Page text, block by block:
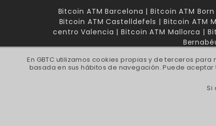
En GBTC utilizamos cookies propias y de terceros
basada en sus hábitos de navegación. Puede aceptar
Si
Bitcoin ATM Barcelona | Bitcoin ATM
Bitcoin ATM Castelldefels | Bitcoin ATM
centro Valencia | Bitcoin ATM Mallorca |
GBTC FINANCE
© 2022 GBTC FINANCE SL -